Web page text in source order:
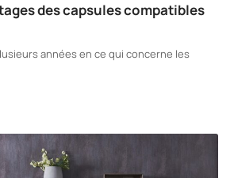
des capsules compatibles
années en ce qui concerne les